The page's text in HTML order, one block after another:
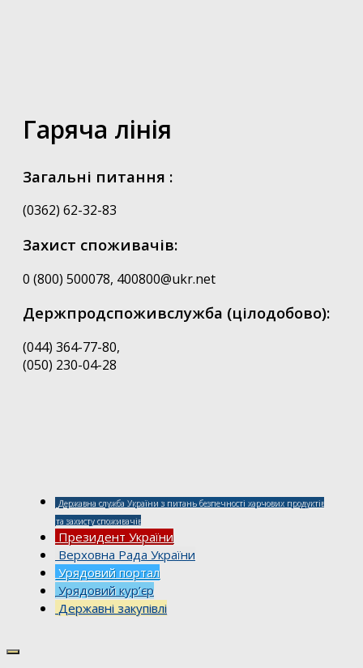
Гаряча лінія
Загальні питання :
(0362) 62-32-83
Захист споживачів:
0 (800) 500078, 400800@ukr.net
Держпродспоживслужба (цілодобово):
(044) 364-77-80,
(050) 230-04-28
Державна служба України з питань безпечності харчових продуктів
та захисту споживачів
Президент України
Верховна Рада України
Урядовий портал
Урядовий кур’єр
Державні закупівлі